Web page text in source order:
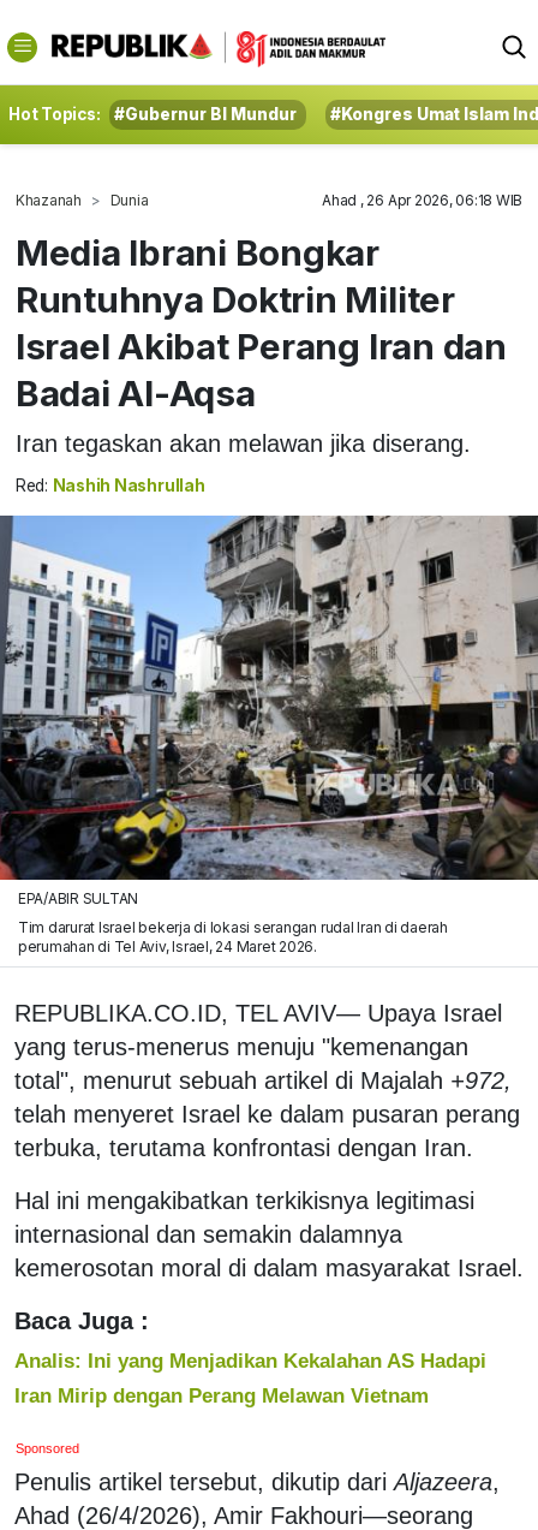
Hot Topics: #Gubernur BI Mundur #Kongres Umat Islam
Khazanah Dunia Ahad , 26 Apr 2026, 06:18 WIB
Media Ibrani Bongkar
Runtuhnya Doktrin Militer
Israel Akibat Perang Iran dan
Badai Al-Aqsa
Iran tegaskan akan melawan jika diserang.
Red: Nashih Nashrullah
EPA/ABIR SULTAN
Tim darurat Israel bekerja di lokasi serangan rudal Iran di daerah
perumahan di Tel Aviv, Israel, 24 Maret 2026.
REPUBLIKA.CO.ID, TEL AVIV— Upaya Israel
yang terus-menerus menuju "kemenangan
total", menurut sebuah artikel di Majalah +972,
telah menyeret Israel ke dalam pusaran perang
terbuka, terutama konfrontasi dengan Iran.
Hal ini mengakibatkan terkikisnya legitimasi
internasional dan semakin dalamnya
kemerosotan moral di dalam masyarakat Israel.
Baca Juga :
Analis: Ini yang Menjadikan Kekalahan AS Hadapi
Iran Mirip dengan Perang Melawan Vietnam
Sponsored
Penulis artikel tersebut, dikutip dariAljazeera,
Ahad (26/4/2026), Amir Fakhouri—seorang